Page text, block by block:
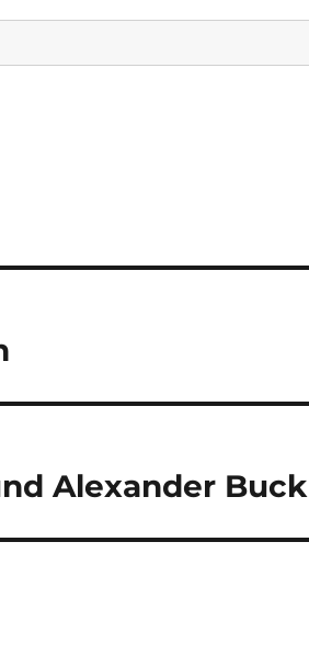
Alexander Buck